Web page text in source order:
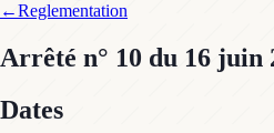
←Reglementation
Arrêté n° 10 du 16 juin
Dates